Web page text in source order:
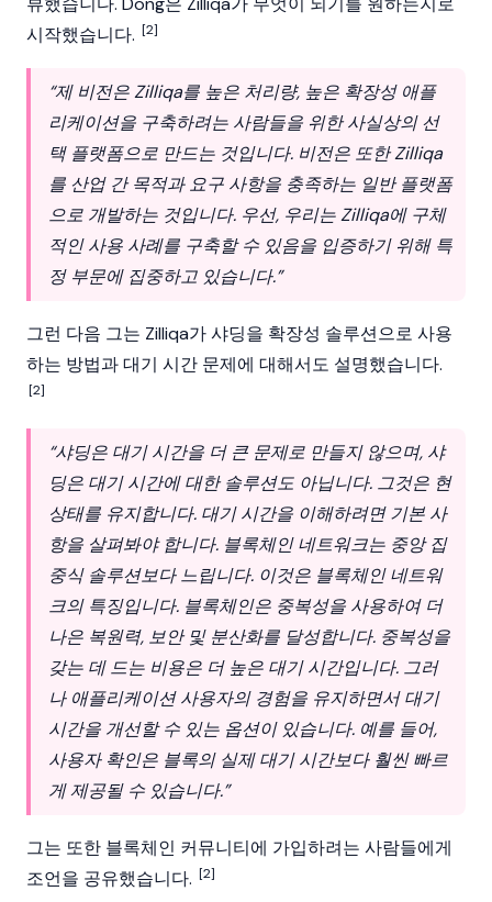
시작했습니다. [2]
“제 비전은Zilliqa를 높은 처리량, 높은 확장성 애플
리케이션을 구축하려는 사람들을 위한 사실상의 선
택 플랫폼으로 만드는 것입니다. 비전은 또한Zilliqa
를 산업 간 목적과 요구 사항을 충족하는 일반 플랫폼
으로 개발하는 것입니다. 우선, 우리는Zilliqa에 구체
적인 사용 사례를 구축할 수 있음을 입증하기 위해 특
정 부문에 집중하고 있습니다.”
그런 다음 그는 Zilliqa가샤딩을 확장성 솔루션으로 사용
하는 방법과 대기 시간 문제에 대해서도 설명했습니다.
[2]
“샤딩은 대기 시간을 더 큰 문제로 만들지 않으며, 샤
딩은 대기 시간에 대한 솔루션도 아닙니다. 그것은 현
상태를 유지합니다. 대기 시간을 이해하려면 기본 사
항을 살펴봐야 합니다. 블록체인네트워크는 중앙 집
중식 솔루션보다 느립니다. 이것은 블록체인네트워
크의 특징입니다. 블록체인은 중복성을 사용하여 더
나은 복원력, 보안 및 분산화를 달성합니다. 중복성을
갖는 데 드는 비용은 더 높은 대기 시간입니다. 그러
나 애플리케이션 사용자의 경험을 유지하면서 대기
시간을 개선할 수 있는 옵션이 있습니다. 예를 들어,
사용자 확인은 블록의 실제 대기 시간보다 훨씬 빠르
게 제공될 수 있습니다.”
그는 또한 블록체인 커뮤니티에 가입하려는 사람들에게
조언을 공유했습니다. [2]